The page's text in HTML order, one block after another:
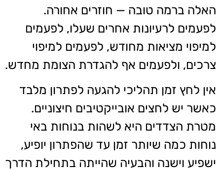
האלה ברמה טובה — חוזרים אחורה.
לפעמים לרעיונות אחרים שעלו, לפעמים
למיפוי מציאות מחודש, לפעמים למיפוי
צרכים, ולפעמים אף להגדרת הצומת מחדש.
אין לחץ זמן תהליכי להגעה לפתרון מלבד
כאשר יש לחצים אובייקטיבים חיצוניים.
מטרת הצדדים היא לשהות בנוחות באי
נוחות כמה שיותר זמן עד שהפתרון יופיע,
ישפיע וישנה והבעיה שהייתה בתחילת הדרך